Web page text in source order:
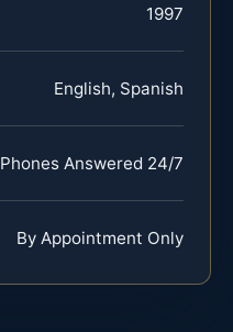
1997
English, Spanish
Phones Answered 24/7
By Appointment Only